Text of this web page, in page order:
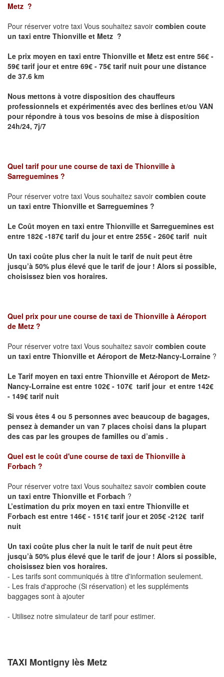
Metz ?
Pour réserver votre taxi Vous souhaitez savoir combien coute
un taxi entre Thionville et Metz ?
Le prix moyen en taxi entre Thionville et Metz est entre 56€ -
59€ tarif jour et entre 69€ - 75€ tarif nuit pour une distance
de 37.6 km
Nous mettons à votre disposition des chauffeurs
professionnels et expérimentés avec des berlines et/ou VAN
pour répondre à tous vos besoins de mise à disposition
24h/24, 7j/7
Quel tarif pour une course de taxi de Thionville à
Sarreguemines ?
Pour réserver votre taxi Vous souhaitez savoir combien coute
un taxi entre Thionville et Sarreguemines ?
Le Coût moyen en taxi entre Thionville et Sarreguemines est
entre 182€ -187€ tarif du jour et entre 255€ - 260€ tarif nuit
Un taxi coûte plus cher la nuit le tarif de nuit peut être
jusqu’à 50% plus élevé que le tarif de jour ! Alors si possible,
choisissez bien vos horaires.
Quel prix pour une course de taxi de Thionville à Aéroport
de Metz ?
Pour réserver votre taxi Vous souhaitez savoir combien coute
un taxi entre Thionville et Aéroport de Metz-Nancy-Lorraine ?
Le Tarif moyen en taxi entre Thionville et Aéroport de Metz-
Nancy-Lorraine est entre 102€ - 107€ tarif jour et entre 142€
- 149€ tarif nuit
Si vous êtes 4 ou 5 personnes avec beaucoup de bagages,
pensez à demander un van 7 places choisi dans la plupart
des cas par les groupes de familles ou d’amis .
Quel est le coût d'une course de taxi de Thionville à
Forbach ?
Pour réserver votre taxi Vous souhaitez savoir combien coute
un taxi entre Thionville et Forbach ?
L’estimation du prix moyen en taxi entre Thionville et
Forbach est entre 146€ - 151€ tarif jour et 205€ -212€ tarif
nuit
Un taxi coûte plus cher la nuit le tarif de nuit peut être
jusqu’à 50% plus élevé que le tarif de jour ! Alors si possible,
choisissez bien vos horaires.
- Les tarifs sont communiqués à titre d'information seulement.
- Les frais d'approche (Si réservation) et les suppléments
baggages sont à ajouter
- Utilisez notre simulateur de tarif pour estimer.
TAXI Montigny lès Metz